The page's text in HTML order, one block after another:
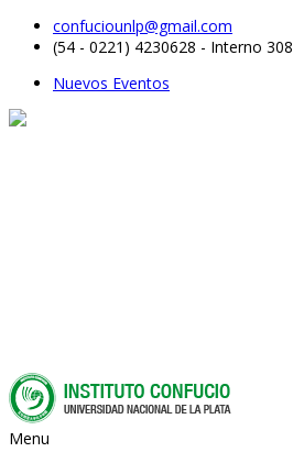
confuciounlp@gmail.com
(54 - 0221) 4230628 - Interno 308
Nuevos Eventos
Menu